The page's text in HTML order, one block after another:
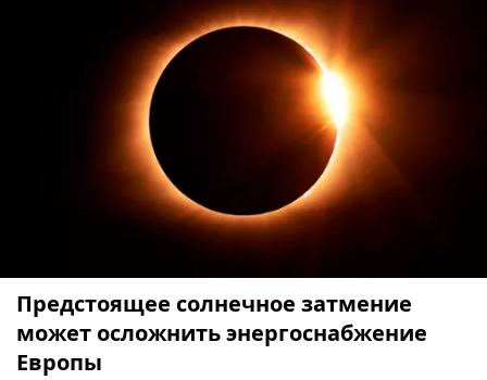
Предстоящее солнечное затмение
может осложнить энергоснабжение
Европы